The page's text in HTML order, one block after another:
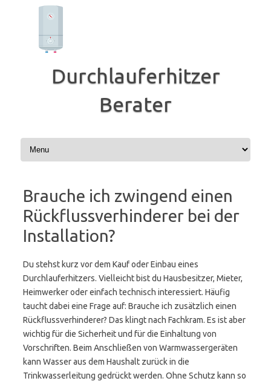
Durchlauferhitzer
Berater
Brauche ich zwingend einen
Rückflussverhinderer bei der
Installation?
Du stehst kurz vor dem Kauf oder Einbau eines
Durchlauferhitzers. Vielleicht bist du Hausbesitzer, Mieter,
Heimwerker oder einfach technisch interessiert. Häufig
taucht dabei eine Frage auf: Brauche ich zusätzlich einen
Rückflussverhinderer? Das klingt nach Fachkram. Es ist aber
wichtig für die Sicherheit und für die Einhaltung von
Vorschriften. Beim Anschließen von Warmwassergeräten
kann Wasser aus dem Haushalt zurück in die
Trinkwasserleitung gedrückt werden. Ohne Schutz kann so